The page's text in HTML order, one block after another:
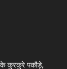
के कुरकुरे पकौड़े,